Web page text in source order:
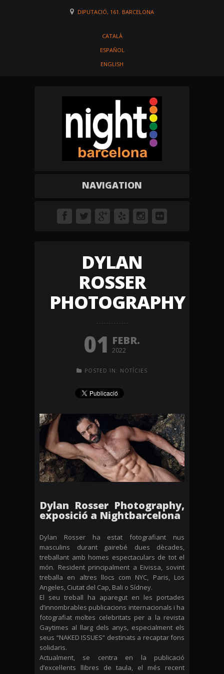
DIPUTACIÓ, 161. BARCELONA
CATALÀ
ESPAÑOL
ENGLISH
NAVIGATION
DYLAN
ROSSER
PHOTOGRAPHY
01 FEBR.
2022
POSTED IN: NOTÍCIES
Dylan Rosser Photography,
exposició a Nightbarcelona
Dylan Rosser ha estat fotografiant nus
masculins durant gairebé dues dècades,
treballant amb homes espectaculars de tot el
món. Resident principalment a Eivissa, sovint
treballa en altres llocs com NYC, Paris, Los
Angeles, Ciutat del Cap, Bali o Sídney.
El seu treball ha aparegut en les portades
d’innombrables publicacions internacionals i ha
fotografiat moltes celebritats per a la revista
Gaytimes al llarg dels anys, especialment els
seus “NAKED ISSUES” destinats a recaptar fons
solidaris.
Actualment, se centra en la publicació
d’excel·lents llibres de taula, el més recent